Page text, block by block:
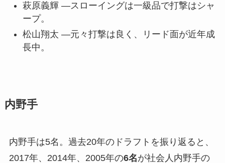
萩原義輝 —スローイングは一級品で打撃はシャ
ープ。
松山翔太 —元々打撃は良く、リード面が近年成
長中。
内野手
内野手は5名。過去20年のドラフトを振り返ると、
2017年、2014年、2005年の6名が社会人内野手の